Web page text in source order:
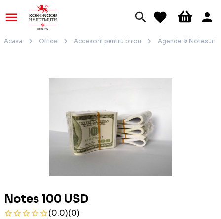
Acasa Office Accesorii pentru birou Agende & Notesuri
Notes 100 USD
(0.0)(0)